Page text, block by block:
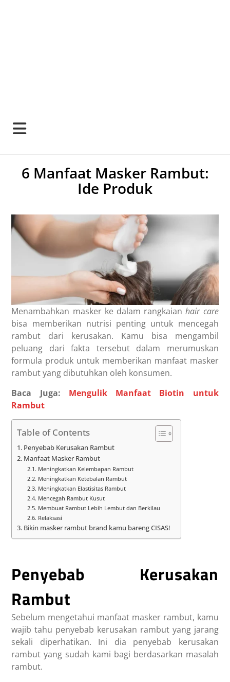
6 Manfaat Masker Rambut:
Ide Produk
Menambahkan masker ke dalam rangkaianhair care
bisa memberikan nutrisi penting untuk mencegah
rambut dari kerusakan. Kamu bisa mengambil
peluang dari fakta tersebut dalam merumuskan
formula produk untuk memberikan manfaat masker
rambutyang dibutuhkan oleh konsumen.
Baca Juga: Mengulik Manfaat Biotin untuk
Rambut
Table of Contents
Penyebab Kerusakan Rambut
Manfaat Masker Rambut
Meningkatkan Kelembapan Rambut
Meningkatkan Ketebalan Rambut
Meningkatkan Elastisitas Rambut
Mencegah Rambut Kusut
Membuat Rambut Lebih Lembut dan Berkilau
Relaksasi
Bikin masker rambut brand kamu bareng CISAS!
Penyebab Kerusakan
Rambut
Sebelum mengetahui manfaat masker rambut, kamu
wajib tahu penyebab kerusakan rambut yang jarang
sekali diperhatikan. Ini dia penyebab kerusakan
rambut yang sudah kami bagi berdasarkan masalah
rambut.